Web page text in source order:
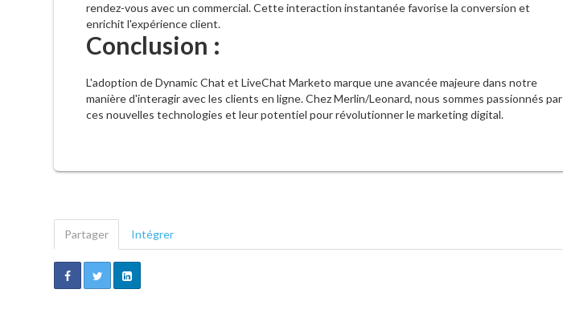
rendez-vous avec un commercial. Cette interaction instantanée favorise la conversion et
enrichit l'expérience client.
Conclusion :
L'adoption de Dynamic Chat et LiveChat Marketo marque une avancée majeure dans notre
manière d'interagir avec les clients en ligne. Chez Merlin/Leonard, nous sommes passionnés par
ces nouvelles technologies et leur potentiel pour révolutionner le marketing digital.
Partager Intégrer